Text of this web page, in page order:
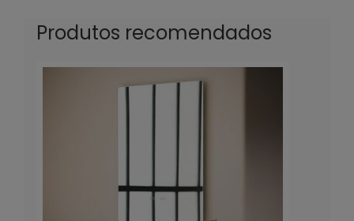
Produtos recomendados